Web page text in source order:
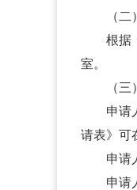
（二）
根据《
室。
（三）
申请人
请表》可
申请人
申请人